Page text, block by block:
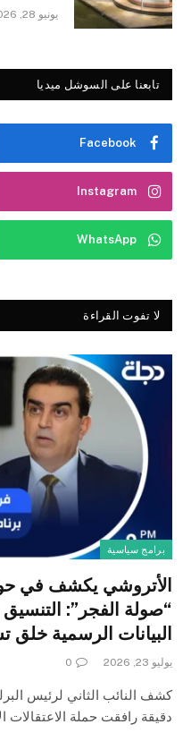
يونيو 28, 2026
تابعنا على السوشل ميديا
Facebook
Instagram
WhatsApp
لا تفوت القراءة
برامج سياسية
الأتروشي يكشف في
“صولة الفجر”:
البيانات الرسمية خلق
يوليو 23, 2026 0
كشف النائب الثاني لرئيس
دقيقة رافقت حملة